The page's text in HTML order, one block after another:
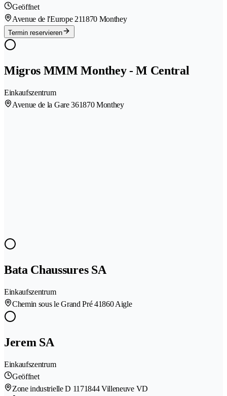
Geöffnet
Avenue de l'Europe 211870 Monthey
Termin reservieren
Migros MMM Monthey - M Central
Einkaufszentrum
Avenue de la Gare 361870 Monthey
Bata Chaussures SA
Einkaufszentrum
Chemin sous le Grand Pré 41860 Aigle
Jerem SA
Einkaufszentrum
Geöffnet
Zone industrielle D 1171844 Villeneuve VD